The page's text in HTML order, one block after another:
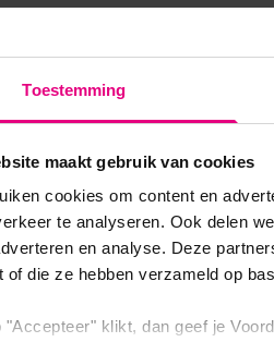
Toestemming
maakt gebruik van cookies
cookies om content en
te analyseren. Ook delen
en analyse. Deze
of die ze hebben verzameld op
"Accepteer" klikt, dan geef je
a client-side exception has